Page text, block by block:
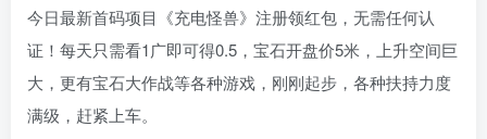
今日最新首码项目《充电怪兽》注册领红包，无需任何认
证！每天只需看1广即可得0.5，宝石开盘价5米，上升空间巨
大，更有宝石大作战等各种游戏，刚刚起步，各种扶持力度
满级，赶紧上车。